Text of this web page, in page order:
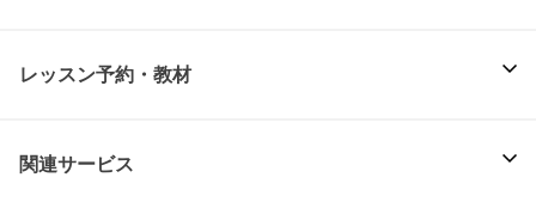
レッスン予約・教材
関連サービス